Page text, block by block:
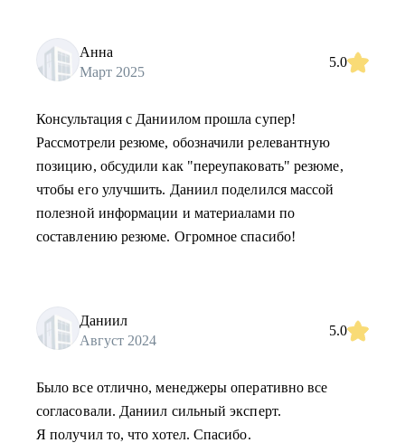
Анна
Март 2025
5.0
Консультация с Даниилом прошла супер!
Рассмотрели резюме, обозначили релевантную
позицию, обсудили как "переупаковать" резюме,
чтобы его улучшить. Даниил поделился массой
полезной информации и материалами по
составлению резюме. Огромное спасибо!
Даниил
Август 2024
5.0
Было все отлично, менеджеры оперативно все
согласовали. Даниил сильный эксперт.
Я получил то, что хотел. Спасибо.